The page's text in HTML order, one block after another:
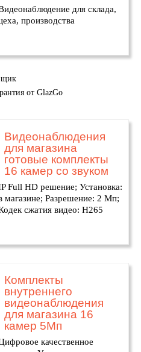
для склада,
производства
от GlazGo
Видеонаблюдения
для магазина
готовые комплекты
16 камер со звуком
Full HD решение; Установка:
магазине; Разрешение: 2 Мп;
сжатия видео: H265
Комплекты
внутреннего
видеонаблюдения
для магазина 16
камер 5Мп
качественное